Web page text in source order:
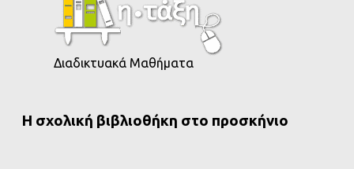
Διαδικτυακά Μαθήματα
Η σχολική βιβλιοθήκη στο προσκήνιο